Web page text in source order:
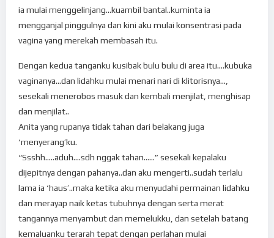
ia mulai menggelinjang…kuambil bantal..kuminta ia
mengganjal pinggulnya dan kini aku mulai konsentrasi pada
vagina yang merekah membasah itu.
Dengan kedua tanganku kusibak bulu bulu di area itu….kubuka
vaginanya…dan lidahku mulai menari nari di klitorisnya…,
sesekali menerobos masuk dan kembali menjilat, menghisap
dan menjilat..
Anita yang rupanya tidak tahan dari belakang juga
‘menyerang’ku.
“Ssshh…..aduh….sdh nggak tahan……” sesekali kepalaku
dijepitnya dengan pahanya..dan aku mengerti..sudah terlalu
lama ia ‘haus’..maka ketika aku menyudahi permainan lidahku
dan merayap naik ketas tubuhnya dengan serta merat
tangannya menyambut dan memelukku, dan setelah batang
kemaluanku terarah tepat dengan perlahan mulai